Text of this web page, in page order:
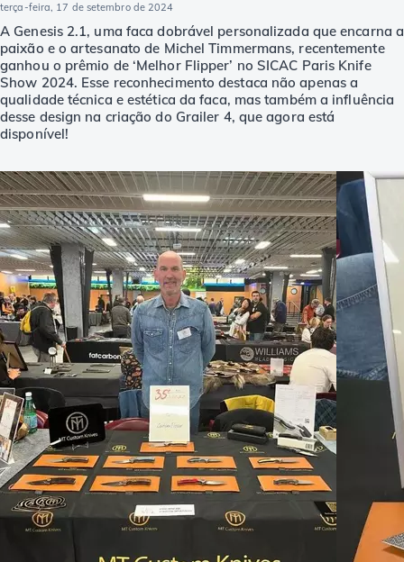
terça-feira, 17 de setembro de 2024
A Genesis 2.1, uma faca dobrável personalizada que encarna a
paixão e o artesanato de Michel Timmermans, recentemente
ganhou o prêmio de ‘Melhor Flipper’ no SICAC Paris Knife
Show 2024. Esse reconhecimento destaca não apenas a
qualidade técnica e estética da faca, mas também a influência
desse design na criação do Grailer 4, que agora está
disponível!